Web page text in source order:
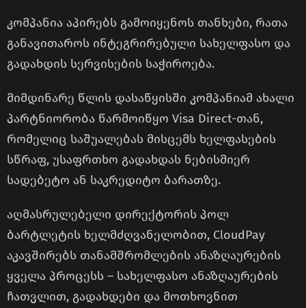
კომპანია აპირებს გამოიყენოს თანხები, რათა
განავითაროს ინტეგრირებული სახელფასო და
გადახდის სერვისების საჭიროება.
მიმდინარე წლის დასაწყისში კომპანიამ ახალი
პარტნიორობა წარმოიწყო Visa Direct-თან,
რომელიც საშუალებას მისცემს ხელფასების
სწრაფ, უსაფრთხო გადახდას ნებისმიერ
სადებეტო ან საკრედიტო ბარათზე.
აღმასრულებელი დირექტორის პოლ
ბარტლეტის ხელმძღვანელობით, CloudPay
აკავშირებს თანამშრომლების ანაზღაურების
ყველა პროცესს – სახელფასო ანაზღაურების
ჩათვლით, გადახდები და მოთხოვნით